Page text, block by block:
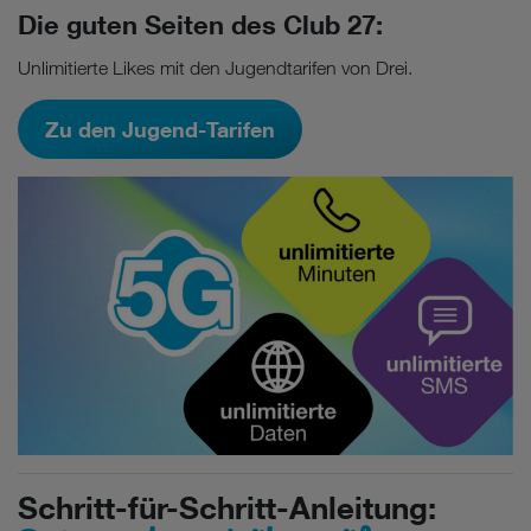
Die guten Seiten des Club 27:
Unlimitierte Likes mit den Jugendtarifen von Drei.
Zu den Jugend-Tarifen
Schritt-für-Schritt-Anleitung:
Wenn Sie „Nur notwendige Cookies“ wählen, dann sind für
Sie nur jene Cookies im Einsatz, die zur Funktion dieser
Website unerlässlich sind.